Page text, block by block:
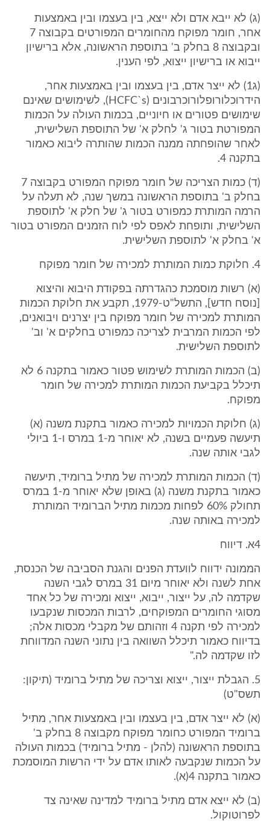
(ג) לא ייבא אדם ולא ייצא, בין בעצמו ובין באמצעות
אחר, חומר מפוקח מהחומרים המפורטים בקבוצה 7
ובקבוצה 8 בחלק ב' בתוספת הראשונה, אלא ברישיון
ייבוא או ברישיון ייצוא, לפי הענין.
(ג1) לא ייצר אדם, בין בעצמו ובין באמצעות אחר,
הידרוכלורופלורוכרבונים (HCFC`s), לשימושים שאינם
שימושים פטורים או חיוניים, בכמות העולה על הכמות
המפורטת בטור ג' לחלק א' של התוספת השלישית,
לאחר שהופחתה ממנה הכמות שהותרה ליבוא כאמור
בתקנה 4.
(ד) כמות הצריכה של חומר מפוקח המפורט בקבוצה 7
בחלק ב' בתוספת הראשונה במשך שנה, לא תעלה על
הרמה המותרת כמפורט בטור ג' של חלק א' לתוספת
השלישית, ותופחת לאפס לפי לוח הזמנים המפורט בטור
א' בחלק א' לתוספת השלישית.
4. חלוקת כמות המותרת למכירה של חומר מפוקח
(א) רשות מוסמכת כהגדרתה בפקודת היבוא והיצוא
[נוסח חדש], התשל"ט-1979, תקבע את חלוקת הכמות
המותרת למכירה של חומר מפוקח בין יצרנים ויבואנים,
לפי הכמות המרבית לצריכה כמפורט בחלקים א' וב'
לתוספת השלישית.
(ב) הכמות המותרת לשימוש פטור כאמור בתקנה 6 לא
תיכלל בקביעת הכמות המותרת למכירה של חומר
מפוקח.
(ג) חלוקת הכמויות למכירה כאמור בתקנת משנה (א)
תיעשה פעמיים בשנה, לא יאוחר מ-1 במרס ו-1 ביולי
לגבי אותה שנה.
(ד) הכמות המותרת למכירה של מתיל ברומיד, תיעשה
כאמור בתקנת משנה (ג) באופן שלא יאוחר מ-1 במרס
תחולק 60% לפחות מכמות מתיל הברומיד המותרת
למכירה באותה שנה.
4א. דיווח
הממונה ידווח לוועדת הפנים והגנת הסביבה של הכנסת,
אחת לשנה ולא יאוחר מיום 31 במרס לגבי השנה
שקדמה לה, על ייצור, ייבוא, ייצוא ומכירה של כל אחד
מסוגי החומרים המפוקחים, לרבות המכסות שנקבעו
למכירה לפי תקנה 4 וזהותם של מקבלי מכסות אלה;
בדיווח כאמור תיכלל השוואה בין נתוני השנה המדווחת
לזו שקדמה לה."
5. הגבלת ייצור, ייצוא וצריכה של מתיל ברומיד (תיקון:
תשס"ט)
(א) לא ייצר אדם, בין בעצמו ובין באמצעות אחר, מתיל
ברומיד המפורט כחומר מפוקח מקבוצה 8 בחלק ב'
בתוספת הראשונה (להלן - מתיל ברומיד) בכמות העולה
על הכמות שנקבעה לאותו אדם על ידי הרשות המוסמכת
כאמור בתקנה 4(א).
(ב) לא ייצא אדם מתיל ברומיד למדינה שאינה צד
לפרוטוקול.